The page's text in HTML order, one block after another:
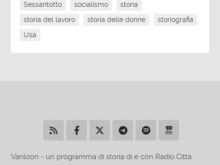
Sessantotto
socialismo
storia
storia del lavoro
storia delle donne
storiografia
Usa
Vanloon - un programma di storia di e con Radio Città